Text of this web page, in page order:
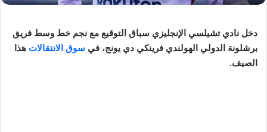
دخل نادي تشيلسي الإنجليزي سباق التوقيع مع نجم خط وسط فريق
برشلونة الدولي الهولندي فرينكي دي يونج، في سوق الانتقالات هذا
الصيف.